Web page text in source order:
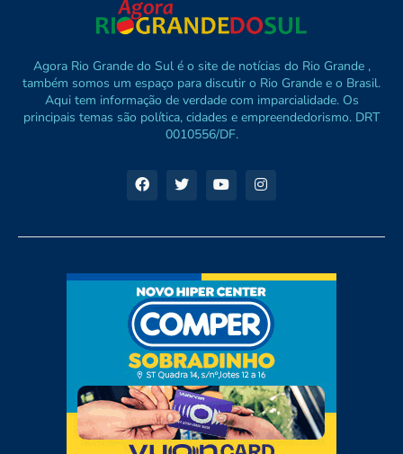
Agora Rio Grande do Sul é o site de notícias do Rio Grande ,
também somos um espaço para discutir o Rio Grande e o Brasil.
Aqui tem informação de verdade com imparcialidade. Os
principais temas são política, cidades e empreendedorismo. DRT
0010556/DF.